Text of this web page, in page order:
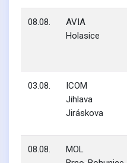
08.08.
AVIA
Holasice
03.08.
ICOM
Jihlava
Jiráskova
08.08.
MOL